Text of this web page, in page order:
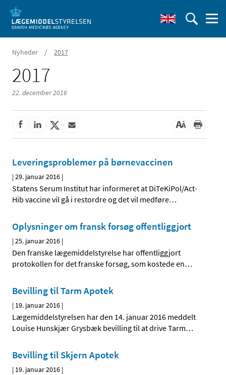
Nyheder / 2017
2017
22. december 2016
Leveringsproblemer på børnevaccinen
|29. januar 2016 |
Statens Serum Institut har informeret at DiTeKiPol/Act-
Hib vaccine vil gå i restordre og det vil medføre…
Oplysninger om fransk forsøg offentliggjort
|25. januar 2016 |
Den franske lægemiddelstyrelse har offentliggjort
protokollen for det franske forsøg, som kostede en…
Bevilling til Tarm Apotek
| 19. januar 2016 |
Lægemiddelstyrelsen har den 14. januar 2016 meddelt
Louise Hunskjær Grysbæk bevilling til at drive Tarm…
Bevilling til Skjern Apotek
| 19. januar 2016 |